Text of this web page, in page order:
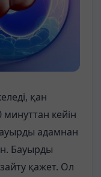
қан
кейін
адамнан
Бауырды
қажет. Ол